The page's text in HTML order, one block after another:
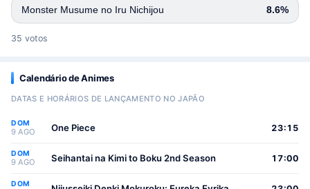
Monster Musume no Iru Nichijou 8.6%
35 votos
Calendário de Animes
DATAS E HORÁRIOS DE LANÇAMENTO NO JAPÃO
DOM
9 AGO One Piece 23:15
DOM
9 AGO Seihantai na Kimi to Boku 2nd Season 17:00
DOM